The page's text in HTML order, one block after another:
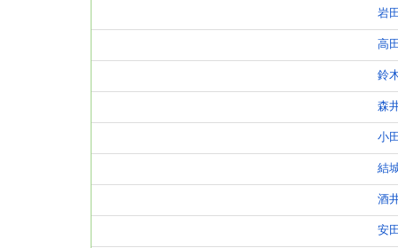
岩
高
鈴
森
小
結
酒
安